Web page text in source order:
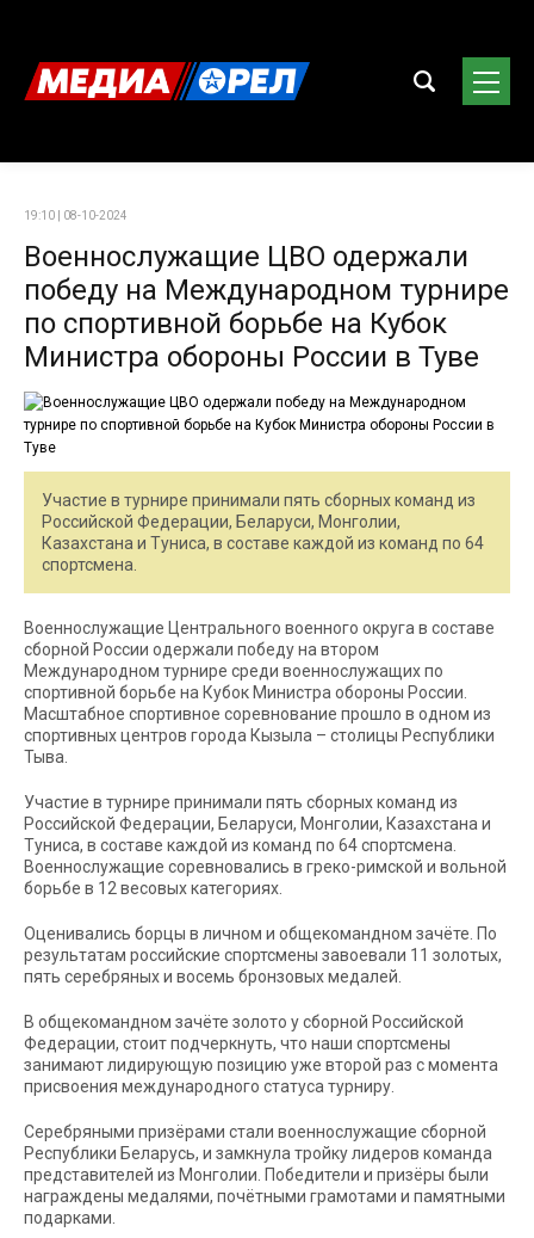
19:10 | 08-10-2024
Военнослужащие ЦВО одержали
победу на Международном турнире
по спортивной борьбе на Кубок
Министра обороны России в Туве
Участие в турнире принимали пять сборных команд из
Российской Федерации, Беларуси, Монголии,
Казахстана и Туниса, в составе каждой из команд по 64
спортсмена.
Военнослужащие Центрального военного округа в составе
сборной России одержали победу на втором
Международном турнире среди военнослужащих по
спортивной борьбе на Кубок Министра обороны России.
Масштабное спортивное соревнование прошло в одном из
спортивных центров города Кызыла – столицы Республики
Тыва.
Участие в турнире принимали пять сборных команд из
Российской Федерации, Беларуси, Монголии, Казахстана и
Туниса, в составе каждой из команд по 64 спортсмена.
Военнослужащие соревновались в греко-римской и вольной
борьбе в 12 весовых категориях.
Оценивались борцы в личном и общекомандном зачёте. По
результатам российские спортсмены завоевали 11 золотых,
пять серебряных и восемь бронзовых медалей.
В общекомандном зачёте золото у сборной Российской
Федерации, стоит подчеркнуть, что наши спортсмены
занимают лидирующую позицию уже второй раз с момента
присвоения международного статуса турниру.
Серебряными призёрами стали военнослужащие сборной
Республики Беларусь, и замкнула тройку лидеров команда
представителей из Монголии. Победители и призёры были
награждены медалями, почётными грамотами и памятными
подарками.